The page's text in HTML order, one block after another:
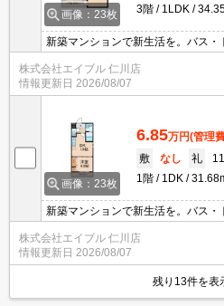
画像：23枚
3階
1LDK
新築マンションで新生活を。バス・
クローゼット付。インターネット
マンション。シャッター式雨戸付
合わせください!。
株式会社エイブル 仁川店
情報更新日 2026/08/07
画像：23枚
6.85万円(管理
敷
なし 礼
1階
1DK
新築マンションで新生活を。バス・
クローゼット付。インターネット
マンション。シャッター式雨戸付
合わせください!。
株式会社エイブル 仁川店
情報更新日 2026/08/07
残り13件を表